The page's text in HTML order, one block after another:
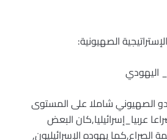
الصهيونية:
_ اليهودي
الصهيوني شاملا على المستوى
عربيا_إسرائيليا,كان البعض
يهوده الإسرائيليون,